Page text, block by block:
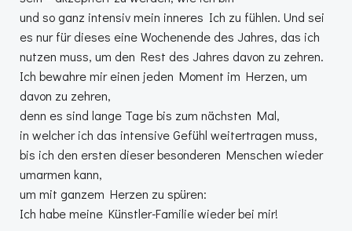
und so ganz intensiv mein inneres Ich zu fühlen. Und sei
es nur für dieses eine Wochenende des Jahres, das ich
nutzen muss, um den Rest des Jahres davon zu zehren.
Ich bewahre mir einen jeden Moment im Herzen, um
davon zu zehren,
denn es sind lange Tage bis zum nächsten Mal,
in welcher ich das intensive Gefühl weitertragen muss,
bis ich den ersten dieser besonderen Menschen wieder
umarmen kann,
um mit ganzem Herzen zu spüren:
Ich habe meine Künstler-Familie wieder bei mir!